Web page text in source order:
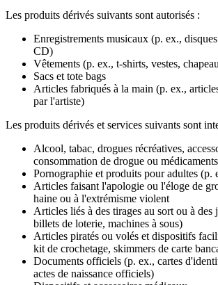
Les produits dérivés suivants sont autorisés :
Enregistrements musicaux (p. ex.,
CD)
Vêtements (p. ex., t-shirts, vestes,
Sacs et tote bags
Articles fabriqués à la main (p. ex.,
par l'artiste)
Les produits dérivés et services suivants sont
Alcool, tabac, drogues récréatives,
consommation de drogue ou médicaments
Pornographie et produits pour adultes (p.
Articles faisant l'apologie ou l'éloge de
haine ou à l'extrémisme violent
Articles liés à des tirages au sort ou à des
billets de loterie, machines à sous)
Articles piratés ou volés et dispositifs
kit de crochetage, skimmers de carte
Documents officiels (p. ex., cartes
actes de naissance officiels)